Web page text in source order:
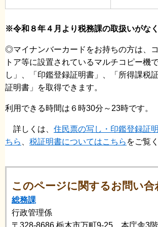
※令和８年４月より税務課の取扱いがな
◎マイナンバーカードをお持ちの方は、
トア等に設置されているマルチコピー機
し」、「印鑑登録証明書」、「所得課税
証明書」を取得できます。
利用できる時間は６時30分～23時です。
詳しくは、 住民票の写し・印鑑登録証
ちら
税証明書についてはこちら をご覧
このページに関するお問い合
総務課
行政管理係
〒328-8686 栃木市万町9-25 本庁舎3階